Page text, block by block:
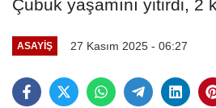
Çubuk yaşamını yitirdi, 2
ASAYIŞ 27 Kasım 2025 - 06:27